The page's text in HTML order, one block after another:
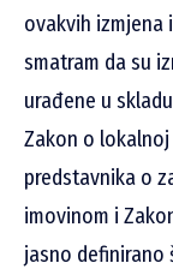
ovakvih izmjena
smatram da su
urađene u
Zakon o
predstavnika o
imovinom i
jasno definirano